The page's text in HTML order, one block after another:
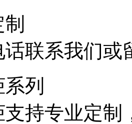
联系我们或
列
持专业定制